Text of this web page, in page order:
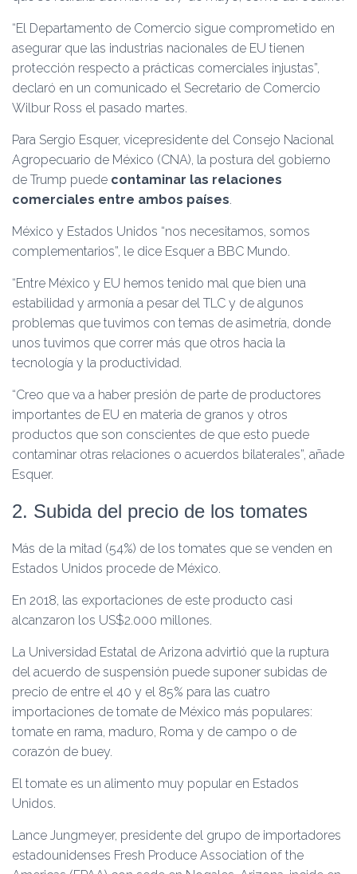
“El Departamento de Comercio sigue comprometido en
asegurar que las industrias nacionales de EU tienen
protección respecto a prácticas comerciales injustas”,
declaró en un comunicado el Secretario de Comercio
Wilbur Ross el pasado martes.
Para Sergio Esquer, vicepresidente del Consejo Nacional
Agropecuario de México (CNA), la postura del gobierno
de Trump puede contaminar las relaciones
comerciales entre ambos países.
México y Estados Unidos “nos necesitamos, somos
complementarios”, le dice Esquer a BBC Mundo.
“Entre México y EU hemos tenido mal que bien una
estabilidad y armonía a pesar del TLC y de algunos
problemas que tuvimos con temas de asimetría, donde
unos tuvimos que correr más que otros hacia la
tecnología y la productividad.
“Creo que va a haber presión de parte de productores
importantes de EU en materia de granos y otros
productos que son conscientes de que esto puede
contaminar otras relaciones o acuerdos bilaterales”, añade
Esquer.
2. Subida del precio de los tomates
Más de la mitad (54%) de los tomates que se venden en
Estados Unidos procede de México.
En 2018, las exportaciones de este producto casi
alcanzaron los US$2.000 millones.
La Universidad Estatal de Arizona advirtió que la ruptura
del acuerdo de suspensión puede suponer subidas de
precio de entre el 40 y el 85% para las cuatro
importaciones de tomate de México más populares:
tomate en rama, maduro, Roma y de campo o de
corazón de buey.
El tomate es un alimento muy popular en Estados
Unidos.
Lance Jungmeyer, presidente del grupo de importadores
estadounidenses Fresh Produce Association of the